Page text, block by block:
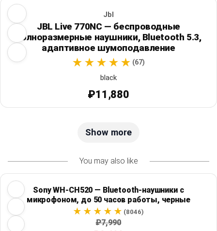
Jbl
JBL Live 770NC — беспроводные
полноразмерные наушники, Bluetooth 5.3,
адаптивное шумоподавление
(67)
black
₽11,880
Show more
You may also like
Sony WH-CH520 — Bluetooth-наушники с
микрофоном, до 50 часов работы, черные
(8046)
₽7,990